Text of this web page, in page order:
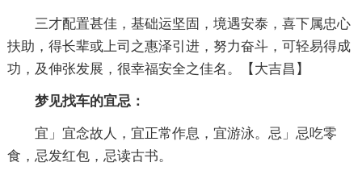
三才配置甚佳，基础运坚固，境遇安泰，喜下属忠心
扶助，得长辈或上司之惠泽引进，努力奋斗，可轻易得成
功，及伸张发展，很幸福安全之佳名。【大吉昌】
梦见找车的宜忌：
宜」宜念故人，宜正常作息，宜游泳。忌」忌吃零
食，忌发红包，忌读古书。